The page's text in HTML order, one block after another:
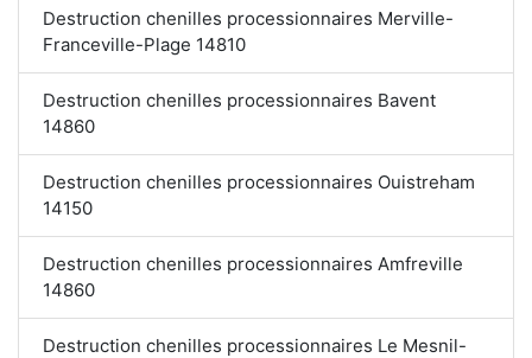
Destruction chenilles processionnaires Merville-
Franceville-Plage 14810
Destruction chenilles processionnaires Bavent
14860
Destruction chenilles processionnaires Ouistreham
14150
Destruction chenilles processionnaires Amfreville
14860
Destruction chenilles processionnaires Le Mesnil-